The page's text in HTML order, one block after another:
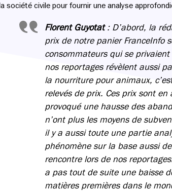
la société civile pour fournir une analyse
Florent Guyotat : D’abord, la
prix de notre panier FranceInfo
consommateurs qui se
nos reportages révèlent aussi
la nourriture pour animaux,
relevés de prix. Ces prix sont
provoqué une hausse des
n’ont plus les moyens de
il y a aussi toute une partie
phénomène sur la base aussi
rencontre lors de nos
a pas tout de suite une baisse
matières premières dans le